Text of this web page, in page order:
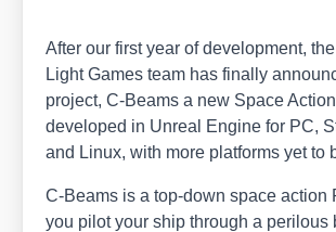
After our first year of deve­lo­p­ment,
Light Games team has final­ly
pro­ject, C‑Beams a new Space
deve­lo­ped in Unre­al Engi­ne for PC,
and Linux, with more plat­forms yet to
C‑Beams is a top-down space action
you pilot your ship through a peri­lous